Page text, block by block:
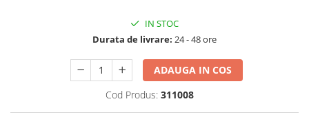
IN STOC
Durata de livrare: 24 - 48 ore
ADAUGA IN COS
Cod Produs: 311008